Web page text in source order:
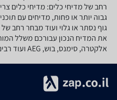
רחב של מדיחי כלים: מדיחי כלים
גבוה יותר או פחות, מדיחים עם
גוף נסתר או גלוי ועוד מבחר רחב
את המדיח הנכון עבורכם משלל
אלקטרה, סימנס, בוש, AEG ועוד רבים.